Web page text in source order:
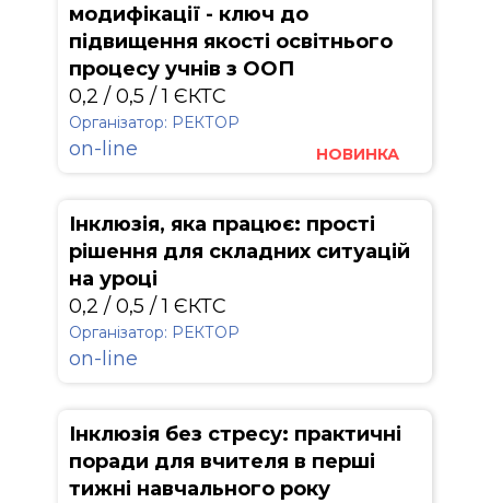
модифікації - ключ до
підвищення якості освітнього
процесу учнів з ООП
0,2 / 0,5 / 1 ЄКТС
Організатор: РЕКТОР
on-line НОВИНКА
Інклюзія, яка працює: прості
рішення для складних ситуацій
на уроці
0,2 / 0,5 / 1 ЄКТС
Організатор: РЕКТОР
on-line
Інклюзія без стресу: практичні
поради для вчителя в перші
тижні навчального року